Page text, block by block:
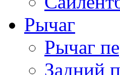
Рычаг
Рычаг
Задний